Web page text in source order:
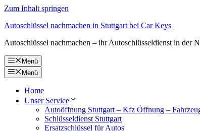
Zum Inhalt springen
Autoschlüssel nachmachen in Stuttgart bei Car Keys
Autoschlüssel nachmachen – ihr Autoschlüsseldienst in der
Menü
Menü
Home
Unser Service
Autoöffnung Stuttgart – Kfz Öffnung –
Schlüsseldienst Stuttgart
Ersatzschlüssel für Autos